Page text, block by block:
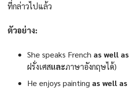
ที่กล่าวไปแล้ว
ตัวอย่าง:
She speaks French as well as
ฝรั่งเศสและภาษาอังกฤษได้)
He enjoys painting as well as